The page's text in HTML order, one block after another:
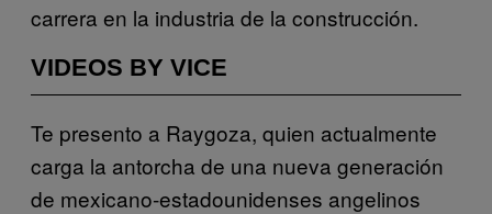
carrera en la industria de la construcción.
VIDEOS BY VICE
Te presento a Raygoza, quien actualmente
carga la antorcha de una nueva generación
de mexicano-estadounidenses angelinos